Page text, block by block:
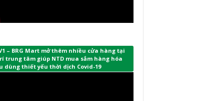
– BRG Mart mở thêm nhiều cửa hàng tại
trung tâm giúp NTD mua sắm hàng hóa
dùng thiết yếu thời dịch Covid-19